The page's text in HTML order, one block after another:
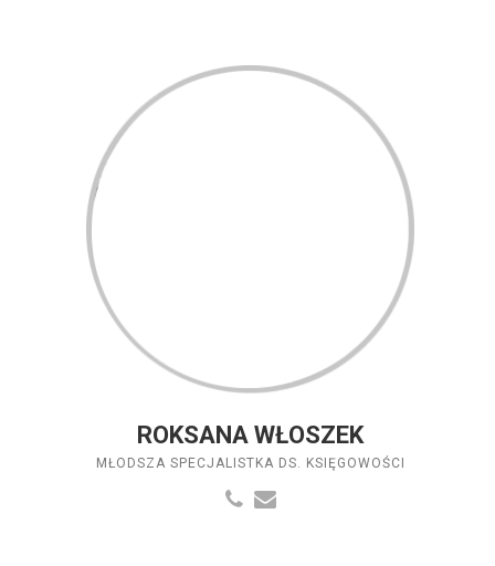
ROKSANA WŁOSZEK
MŁODSZA SPECJALISTKA DS. KSIĘGOWOŚCI